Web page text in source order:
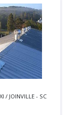
/ JOINVILLE - SC